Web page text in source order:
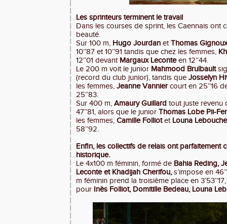
Les sprinteurs terminent le travail
Dans les courses de sprint, les Caennais ont
beauté.
Sur 100 m, Hugo Jourdan etThomas
10’’87 et 10’’91 tandis que chez les femmes,
12’’01 devant Margaux Leconteen 12’’44.
Le 200 m voit le junior Mahmood Brulbault
(record du club junior), tandis que Josselyn
les femmes, Jeanne Vanniercourt en 25’’16
25’’83.
Sur 400 m, Amaury Guillard tout juste revenu
47’’81, alors que le junior Thomas Lobe Pii-
les femmes, Camille Folliotet Louna
58’’92.
Enfin, les collectifs de relais ont parfaitement
historique.
Le 4x100 m féminin, formé de Bahia Reding,
Leconte et Khadijah Cherifou,s’impose en
m féminin prend la troisième place en
pour Inès Folliot, Domitille Bedeau, Louna